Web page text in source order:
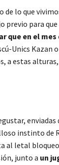
lo que
para
que en el
Unics
a estas alturas,
instinto
al letal
junto a un